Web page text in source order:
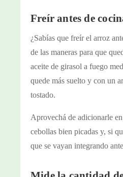
Freír antes de
¿Sabías que freír el arroz
de las maneras para que
aceite de girasol a fuego
quede más suelto y con un
tostado.
Aprovechá de adicionarle
cebollas bien picadas y, si
que se vayan integrando